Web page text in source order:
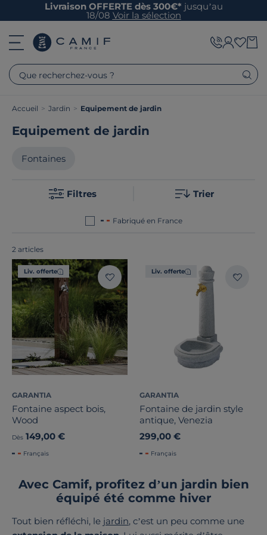
Livraison OFFERTE dès 300€* jusqu’au
18/08 Voir la sélection
Que recherchez-vous ?
Accueil > Jardin > Equipement de jardin
Equipement de jardin
Fontaines
Filtres Trier
Fabriqué en France
2 articles
Liv. offerte
GARANTIA
Fontaine aspect bois,
Wood
Dès 149,00 €
Français
Liv. offerte
GARANTIA
Fontaine de jardin style
antique, Venezia
299,00 €
Français
Avec Camif, profitez d’un jardin bien
équipé été comme hiver
Tout bien réfléchi, le jardin, c’est un peu comme une
Largeur
Hauteur
Profondeur
Marque
Traitement
Stock
Pays de fabrication